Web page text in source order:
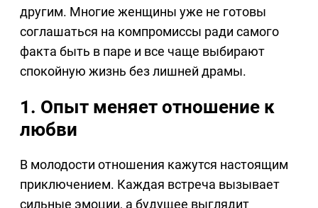
другим. Многие женщины уже не готовы
соглашаться на компромиссы ради самого
факта быть в паре и все чаще выбирают
спокойную жизнь без лишней драмы.
1. Опыт меняет отношение к
любви
В молодости отношения кажутся настоящим
приключением. Каждая встреча вызывает
сильные эмоции, а будущее выглядит